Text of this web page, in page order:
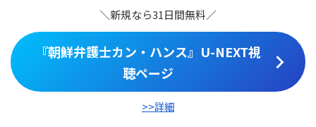
＼新規なら31日間無料／
『朝鮮弁護士カン・ハンス』U-NEXT視
聴ページ
>>詳細